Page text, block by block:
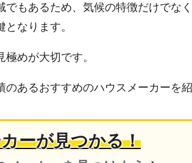
もあるため、気候の特徴だけでな
なります。
めが大切です。
あるおすすめのハウスメーカーを紹
ーが見つかる！